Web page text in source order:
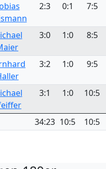
2:3 0:1 7:5
3:0 1:0 8:5
3:2 1:0 9:5
3:1 1:0 10:5
34:23 10:5 10:5